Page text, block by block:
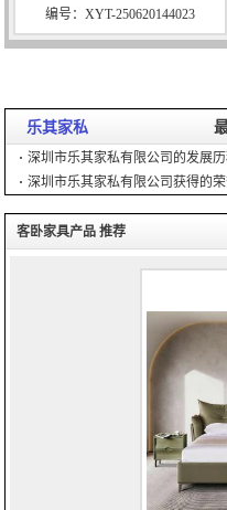
编号：XYT-250620144023
乐其家私
深圳市乐其家私有限公司的发展
年 乐其家私坚持品质至上，服务
深圳市乐其家私有限公司获得的
客卧家具产品 推荐